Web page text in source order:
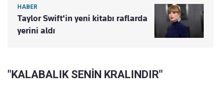
HABER
Taylor Swift'in yeni kitabı raflarda
yerini aldı
"KALABALIK SENİN KRALINDIR"